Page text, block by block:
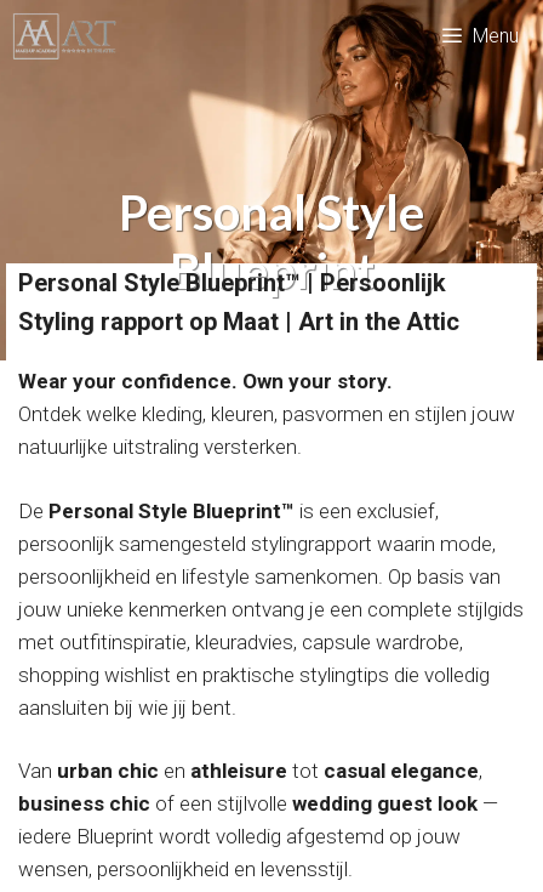
Ga
naar
Menu
Personal Style
Blueprint
Personal Style Blueprint™ | Persoonlijk
Styling rapport op Maat | Art in the Attic
Wear your confidence. Own your story.
Ontdek welke kleding, kleuren, pasvormen en stijlen jouw
natuurlijke uitstraling versterken.
De Personal Style Blueprint™ is een exclusief,
persoonlijk samengesteld stylingrapport waarin mode,
persoonlijkheid en lifestyle samenkomen. Op basis van
jouw unieke kenmerken ontvang je een complete stijlgids
met outfitinspiratie, kleuradvies, capsule wardrobe,
shopping wishlist en praktische stylingtips die volledig
aansluiten bij wie jij bent.
Van urban chic en athleisure tot casual elegance,
business chic of een stijlvolle wedding guest look —
iedere Blueprint wordt volledig afgestemd op jouw
wensen, persoonlijkheid en levensstijl.